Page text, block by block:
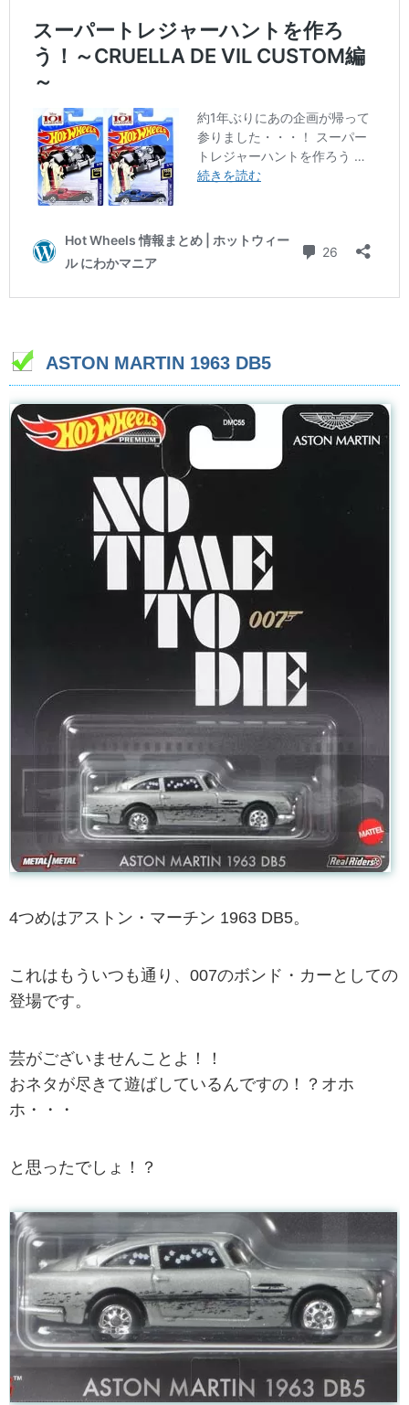
ASTON MARTIN 1963 DB5
4つめはアストン・マーチン 1963 DB5。
これはもういつも通り、007のボンド・カーとしての
登場です。
芸がございませんことよ！！
おネタが尽きて遊ばしているんですの！？オホ
ホ・・・
と思ったでしょ！？